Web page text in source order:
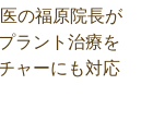
の福原院長が
ラント治療を
ャーにも対応